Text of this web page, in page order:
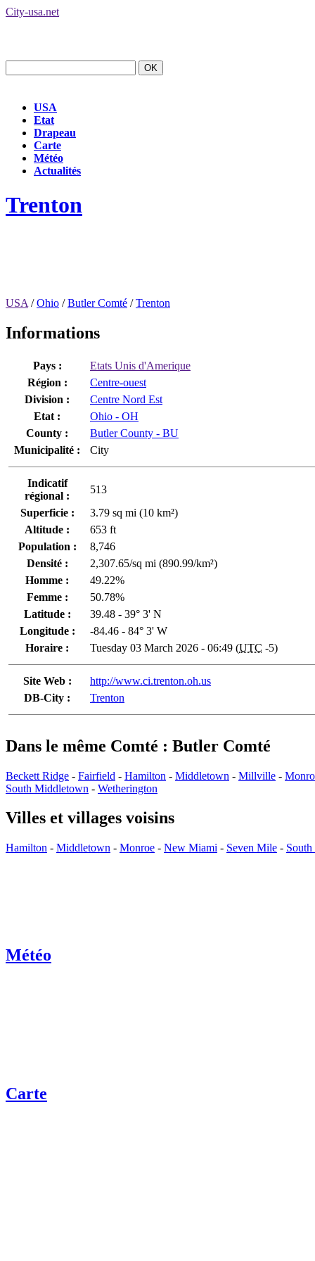
City-usa.net
USA
Etat
Drapeau
Carte
Météo
Actualités
Trenton
USA /Ohio /Butler Comté /Trenton
Informations
Pays :
Etats Unis d'Amerique
Région :
Centre-ouest
Division :
Centre Nord Est
Etat :
Ohio - OH
County :
Butler County - BU
Municipalité :
City
Indicatif
régional :
513
Superficie :
3.79 sq mi (10 km²)
Altitude :
653 ft
Population :
8,746
Densité :
2,307.65/sq mi (890.99/km²)
Homme :
49.22%
Femme :
50.78%
Latitude :
39.48 - 39° 3' N
Longitude :
-84.46 - 84° 3' W
Horaire :
Tuesday 03 March 2026 - 06:49 (UTC -5)
Site Web :
http://www.ci.trenton.oh.us
DB-City :
Trenton
Dans le même Comté : Butler Comté
Beckett Ridge - Fairfield - Hamilton - Middletown - Millville -
South Middletown - Wetherington
Villes et villages voisins
Hamilton - Middletown - Monroe - New Miami - Seven Mile -
Météo
Carte